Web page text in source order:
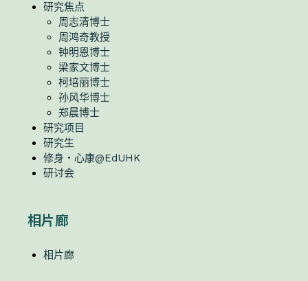
研究焦点
周志清博士
周鸿奇教授
钟明恩博士
梁家文博士
柯培丽博士
孙风华博士
郑晨博士
研究项目
研究生
修身・心康@EdUHK
研讨会
相片廊
相片廊